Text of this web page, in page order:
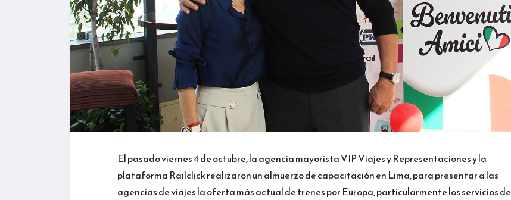
El pasado viernes 4 de octubre, la agencia mayorista VIP Viajes y Representaciones y la
plataforma Railclick realizaron un almuerzo de capacitación en Lima, para presentar a las
agencias de viajes la oferta más actual de trenes por Europa, particularmente los servicios de